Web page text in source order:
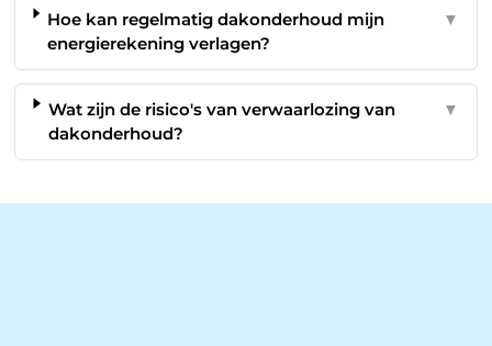
Hoe kan regelmatig dakonderhoud mijn
energierekening verlagen?
▼
Wat zijn de risico's van verwaarlozing van
dakonderhoud?
▼